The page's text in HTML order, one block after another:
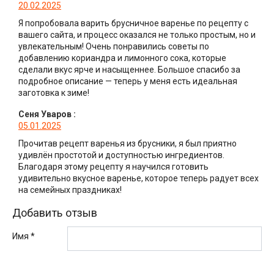
20.02.2025
Я попробовала варить брусничное варенье по рецепту с
вашего сайта, и процесс оказался не только простым, но и
увлекательным! Очень понравились советы по
добавлению кориандра и лимонного сока, которые
сделали вкус ярче и насыщеннее. Большое спасибо за
подробное описание — теперь у меня есть идеальная
заготовка к зиме!
Сеня Уваров :
05.01.2025
Прочитав рецепт варенья из брусники, я был приятно
удивлён простотой и доступностью ингредиентов.
Благодаря этому рецепту я научился готовить
удивительно вкусное варенье, которое теперь радует всех
на семейных праздниках!
Добавить отзыв
Имя *